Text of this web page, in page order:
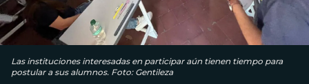
Las instituciones interesadas en participar aún tienen tiempo para
postular a sus alumnos. Foto: Gentileza